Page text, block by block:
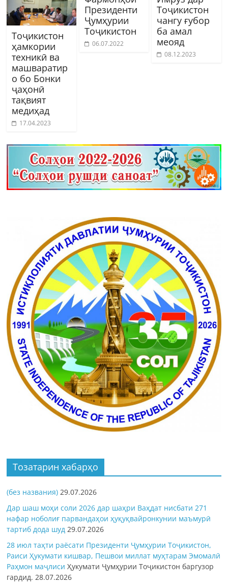
Тоҷикистон
ҳамкории
техникӣ ва
машваратир
о бо Бонки
ҷаҳонӣ
тақвият
медиҳад
17.04.2023
Президенти
Ҷумҳурии
Тоҷикистон
06.07.2022
Тоҷикистон
чангу ғубор
ба амал
меояд
08.12.2023
Тозатарин хабарҳо
(без названия) 29.07.2026
Дар шаш моҳи соли 2026 дар шаҳри Ваҳдат нисбати 271
нафар ноболиғ парвандаҳои ҳуқуқвайронкунии маъмурӣ
тартиб дода шуд 29.07.2026
28 июл таҳти раёсати Президенти Ҷумҳурии Тоҷикистон,
Раиси Ҳукумати кишвар, Пешвои миллат муҳтарам Эмомалӣ
Раҳмон маҷлисиҲукумати Ҷумҳурии Тоҷикистон баргузор
гардид.28.07.2026